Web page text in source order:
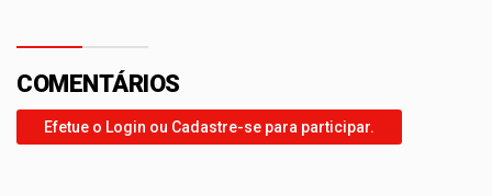
COMENTÁRIOS
Efetue o Login ou Cadastre-se para participar.